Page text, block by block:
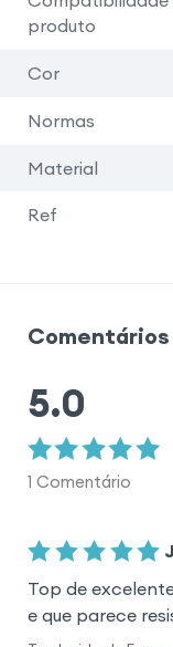
produto
Cor
Normas
Material
Ref
Comentários
5.0
1 Comentário
Top de
e que parece